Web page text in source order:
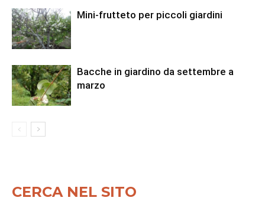
Mini-frutteto per piccoli giardini
Bacche in giardino da settembre a
marzo
CERCA NEL SITO